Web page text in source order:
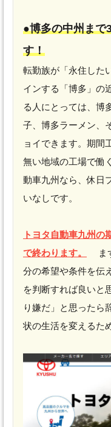
●博多の中州まで
す！
転勤族が「永住した
インする「博多」の
る人にとっては、博
子、博多ラーメン、
ョイできます。期間
無い地域の工場で働
動車九州なら、休日
いなしです。
トヨタ自動車九州の
で終わります。
ま
分の希望や条件を伝
を判断すれば良いと
り嫌だ」と思ったら
状の生活を変えるた